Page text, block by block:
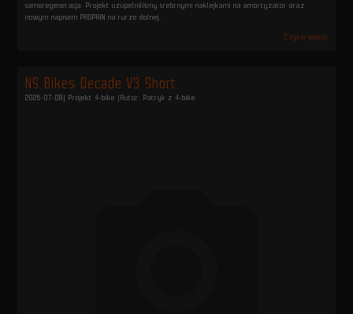
samoregeneracja. Projekt uzupełniliśmy srebrnymi naklejkami na amortyzator oraz
nowym napisem PROPAIN na rurze dolnej.
Czytaj więcej
NS Bikes Decade V3 Short
2026-07-08 | Projekt 4-bike | Autor: Patryk z 4-bike